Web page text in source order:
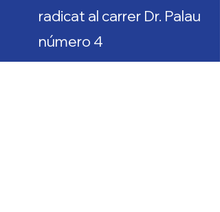
radicat al carrer Dr. Palau
número 4
CP: AD 600